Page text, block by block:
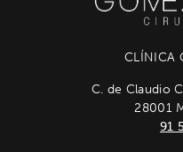
CLÍNICA
C. de Claudio
28001
91